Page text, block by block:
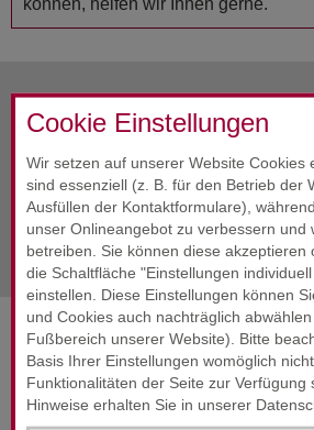
Cookie Einstellungen
Wir setzen auf unserer Website Cookies
sind essenziell (z. B. für den Betrieb der
Ausfüllen der Kontaktformulare),
unser Onlineangebot zu verbessern und
betreiben. Sie können diese akzeptieren
die Schaltfläche "Einstellungen
einstellen. Diese Einstellungen können
und Cookies auch nachträglich
Fußbereich unserer Website). Bitte
Basis Ihrer Einstellungen womöglich
Funktionalitäten der Seite zur Verfügung
Hinweise erhalten Sie in unserer
können, helfen wir Ihnen gerne.
vorherige Info
Alle InfosSeptember
nächste Info
SERVICES &